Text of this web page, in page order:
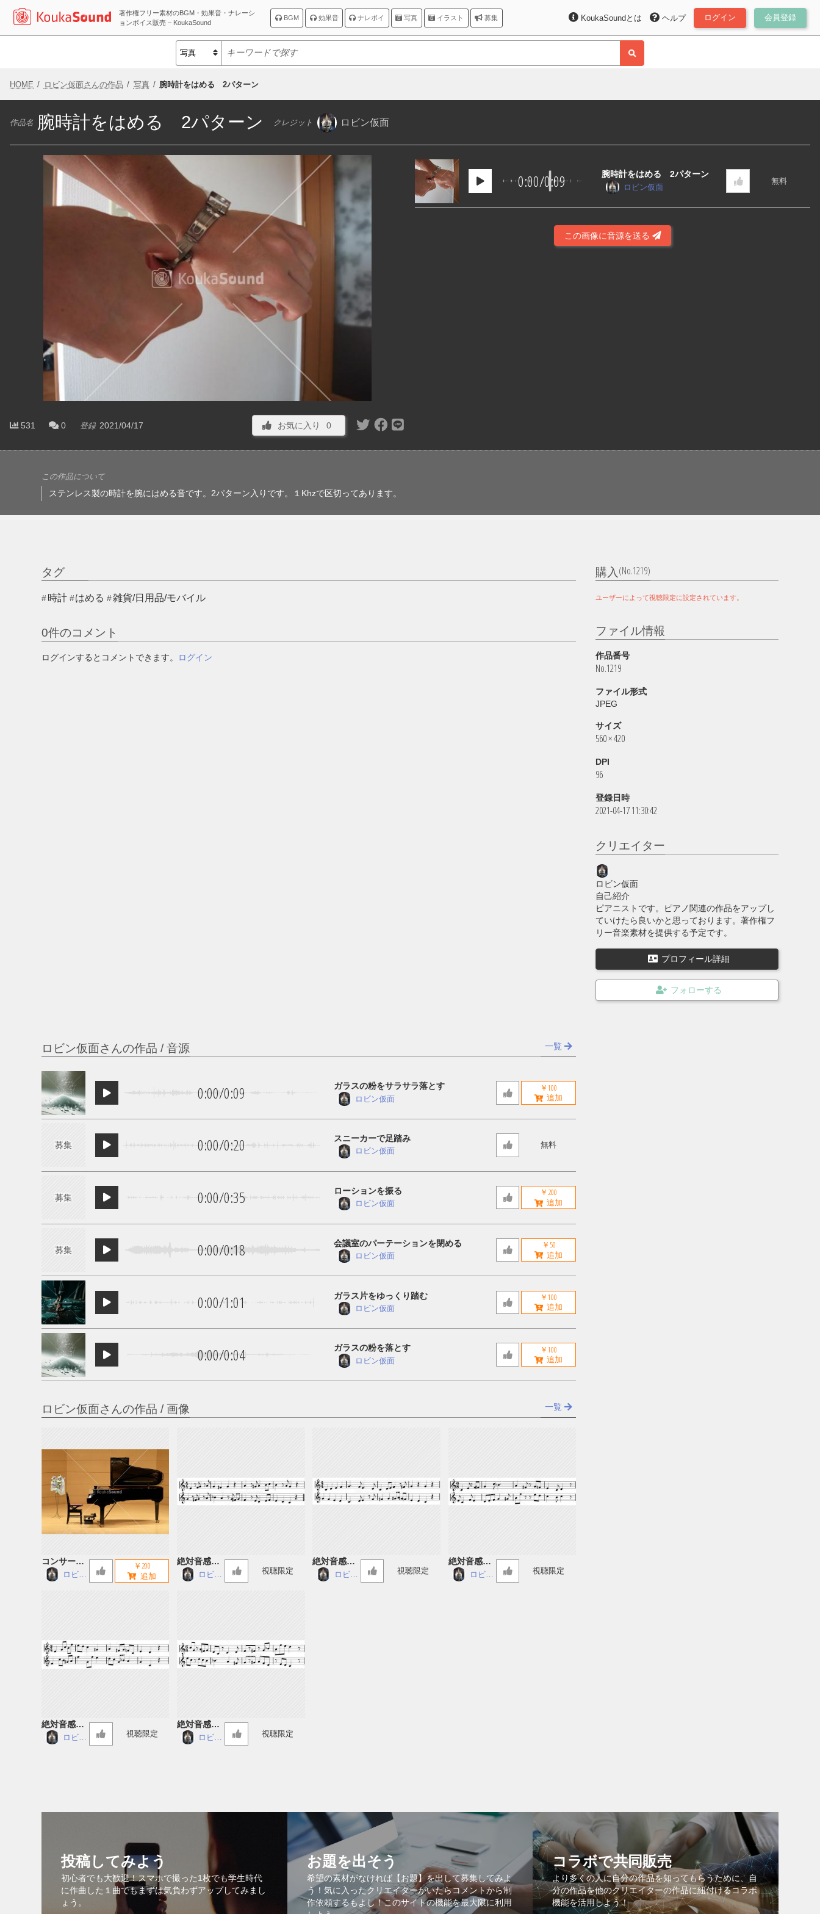
著作権フリー素材のBGM・効果音・ナレーシ
ョンボイス販売 – KoukaSound
BGM 効果音 ナレボイ 写真 イラスト 募集 ログイン 会員登録
ヘルプ
KoukaSoundとは
HOME ロビン仮面さんの作品 写真 腕時計をはめる 2パターン
作品名 腕時計をはめる 2パターン クレジット ロビン仮面
531 0 登録 2021/04/17 お気に入り 0
0:00/0:09 腕時計をはめる 2パターン
ロビン仮面
無料
この画像に音源を送る
この作品について
ステンレス製の時計を腕にはめる音です。2パターン入りです。１Khzで区切ってあります。
タグ
時計 はめる 雑貨/日用品/モバイル
0件のコメント
ログインするとコメントできます。 ログイン
ロビン仮面さんの作品 / 音源 一覧
0:00/0:09 ガラスの粉をサラサラ落とす
ロビン仮面
￥100
募集 0:00/0:20 スニーカーで足踏み
ロビン仮面
無料
募集 0:00/0:35 ローションを振る
ロビン仮面
￥200
募集 0:00/0:18 会議室のパーテーションを閉める
ロビン仮面
￥50
0:00/1:01 ガラス片をゆっくり踏む
ロビン仮面
￥100
0:00/0:04 ガラスの粉を落とす
ロビン仮面
￥100
ロビン仮面さんの作品 / 画像 一覧
コンサート
グランドピ
ロビン
￥200
絶対音感講
座 60ロビン
視聴限定
絶対音感講
座 59ロビン
視聴限定
絶対音感講
座 58ロビン
視聴限定
絶対音感講
座 57ロビン
視聴限定
絶対音感講
座 56ロビン
視聴限定
購入 (No.1219)
ユーザーによって視聴限定に設定されています。
ファイル情報
作品番号
No.1219
ファイル形式
JPEG
サイズ
560 × 420
DPI
96
登録日時
2021-04-17 11:30:42
クリエイター
ロビン仮面
自己紹介
ピアニストです。ピアノ関連の作品をアップし
ていけたら良いかと思っております。著作権フ
リー音楽素材を提供する予定です。
プロフィール詳細
投稿してみよう
初心者でも大歓迎！スマホで撮った1枚でも学生時代
に作曲した１曲でもまずは気負わずアップしてみまし
ょう。
お題を出そう
希望の素材がなければ【お題】を出して募集してみよ
う！気に入ったクリエイターがいたらコメントから制
作依頼するもよし！このサイトの機能を最大限に利用
コラボで共同販売
より多くの人に自分の作品を知ってもらうために、自
分の作品を他のクリエイターの作品に紐付けるコラボ
機能を活用しよう！